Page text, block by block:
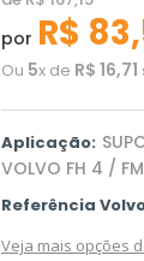
por R$ 83,
Ou 5x de R$ 16,71
Aplicação:
VOLVO FH 4 /
Referência
Veja mais opções